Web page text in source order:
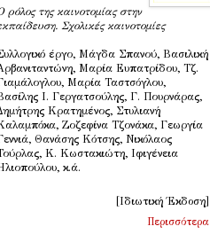
ρόλος της καινοτομίας στην
Σχολικές καινοτομίες
έργο, Μάγδα Σπανού, Βασιλική
Μαρία Ευπατρίδου, Τζ.
Μαρία Ταστσόγλου,
Ι. Γεργατσούλης, Γ. Πουρνάρας,
Κρατημένος, Στυλιανή
Ζοζεφίνα Τζονάκα, Γεωργία
Θανάσης Κότσης, Νικόλαος
Κ. Κωστακιώτη, Ιφιγένεια
κ.ά.
[Ιδιωτική Έκδοση]
Περισσότερα